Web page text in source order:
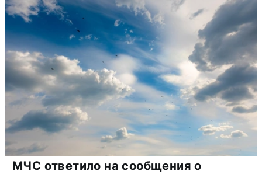
МЧС ответило на сообщения о